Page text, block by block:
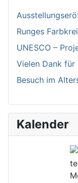
Runges
UNESCO –
Vielen Dank für
Besuch im
Kalender